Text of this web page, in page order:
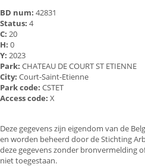
BD num: 42831
Status: 4
C: 20
H: 0
Y: 2023
Park: CHATEAU DE COURT ST ETIENNE
City: Court-Saint-Etienne
Park code: CSTET
Access code: X
Deze gegevens zijn eigendom van de
en worden beheerd door de Stichting
deze gegevens zonder bronvermelding
niet toegestaan.